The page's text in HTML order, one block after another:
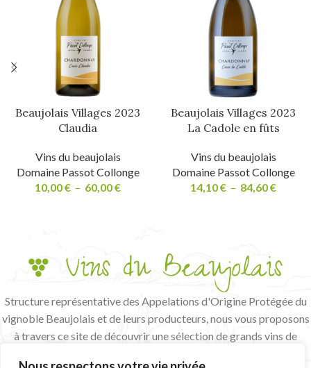
Beaujolais Villages 2023
Claudia
Vins du beaujolais
Domaine Passot Collonge
10,00€ – 60,00€
Beaujolais Villages 2023
La Cadole en fûts
Vins du beaujolais
Domaine Passot Collonge
14,10€ – 84,60€
Structure représentative des Appelations d'Origine Protégée du
vignoble Beaujolais et de leurs producteurs, nous vous proposons
à travers ce site de découvrir une sélection de grands vins de